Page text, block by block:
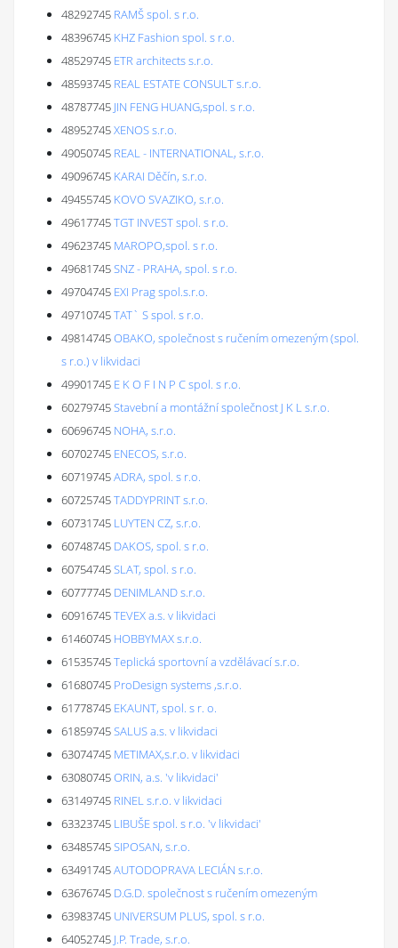
48292745 RAMŠ spol. s r.o.
48396745 KHZ Fashion spol. s r.o.
48529745 ETR architects s.r.o.
48593745 REAL ESTATE CONSULT s.r.o.
48787745 JIN FENG HUANG,spol. s r.o.
48952745XENOS s.r.o.
49050745 REAL - INTERNATIONAL, s.r.o.
49096745 KARAI Děčín, s.r.o.
49455745 KOVO SVAZIKO, s.r.o.
49617745TGT INVEST spol. s r.o.
49623745 MAROPO,spol. s r.o.
49681745SNZ - PRAHA, spol. s r.o.
49704745 EXI Prag spol.s.r.o.
49710745TAT` S spol. s r.o.
49814745OBAKO, společnost s ručením omezeným (spol.
s r.o.) v likvidaci
49901745 E K O F I N P C spol. s r.o.
60279745Stavební a montážní společnost J K L s.r.o.
60696745 NOHA, s.r.o.
60702745 ENECOS, s.r.o.
60719745ADRA, spol. s r.o.
60725745TADDYPRINT s.r.o.
60731745 LUYTEN CZ, s.r.o.
60748745 DAKOS, spol. s r.o.
60754745SLAT, spol. s r.o.
60777745 DENIMLAND s.r.o.
60916745TEVEX a.s. v likvidaci
61460745 HOBBYMAX s.r.o.
61535745Teplická sportovní a vzdělávací s.r.o.
61680745 ProDesign systems ,s.r.o.
61778745 EKAUNT, spol. s r. o.
61859745SALUS a.s. v likvidaci
63074745 METIMAX,s.r.o. v likvidaci
63080745ORIN, a.s. 'v likvidaci'
63149745 RINEL s.r.o. v likvidaci
63323745 LIBUŠE spol. s r.o. 'v likvidaci'
63485745SIPOSAN, s.r.o.
63491745AUTODOPRAVA LECIÁN s.r.o.
63676745 D.G.D. společnost s ručením omezeným
63983745 UNIVERSUM PLUS, spol. s r.o.
64052745 J.P. Trade, s.r.o.